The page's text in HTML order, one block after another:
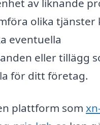
av liknande
olika tjänster
eventuella
eller tillägg
för ditt företag.
plattform som